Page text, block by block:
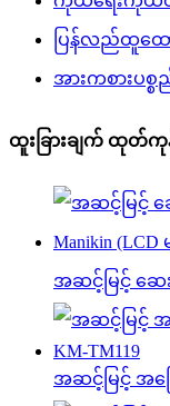
ပြန်လည်ထူထ
အားကစားပစ္စည်
ထူးခြားချက် ထုတ်ကုန်
အဆင့်မြင့် ဆေ
အဆင့်မြင့် အက